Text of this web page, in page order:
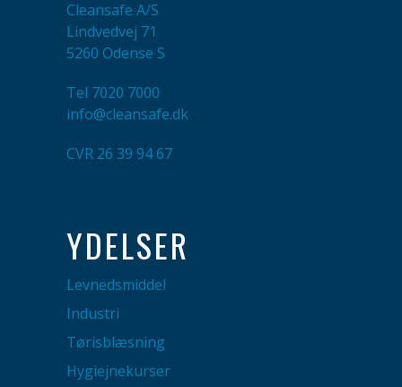
Cleansafe A/S
Lindvedvej 71
5260 Odense S
Tel 7020 7000
info@cleansafe.dk
CVR 26 39 94 67
YDELSER
Levnedsmiddel
Industri
Tørisblæsning
Hygiejnekurser